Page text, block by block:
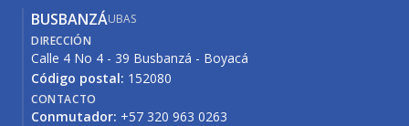
BUSBANZÁUBAS
DIRECCIÓN
Calle 4 No 4 - 39 Busbanzá - Boyacá
Código postal: 152080
CONTACTO
Conmutador: +57 320 963 0263